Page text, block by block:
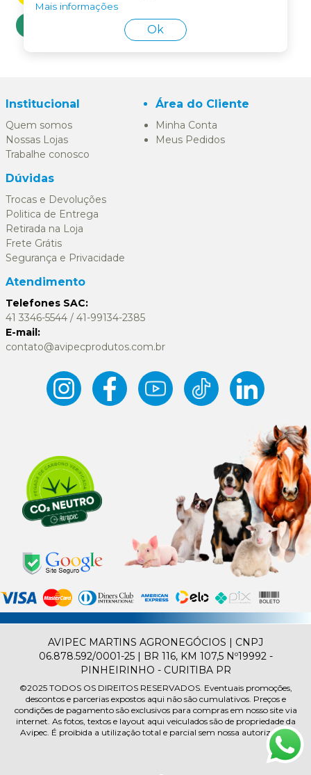
Mais informações
Ok
Institucional
Quem somos
Nossas Lojas
Trabalhe conosco
Área do Cliente
Minha Conta
Meus Pedidos
Dúvidas
Trocas e Devoluções
Politica de Entrega
Retirada na Loja
Frete Grátis
Segurança e Privacidade
Atendimento
Telefones SAC:
41 3346-5544 / 41-99134-2385
E-mail:
contato@avipecprodutos.com.br
AVIPEC MARTINS AGRONEGÓCIOS | CNPJ
06.878.592/0001-25 | BR 116, KM 107,5 Nº19992 -
PINHEIRINHO - CURITIBA PR
©2025 TODOS OS DIREITOS RESERVADOS. Eventuais promoções,
descontos e parcerias expostos aqui não são cumulativos. Preços e
condições de pagamento são exclusivos para compras em nosso site via
internet. As fotos, textos e layout aqui veiculados são de propriedade da
Avipec. É proibida a utilização total e parcial sem nossa autorização.